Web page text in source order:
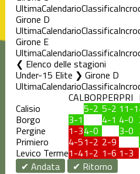
UltimaCalendarioClassifica
Girone D
UltimaCalendarioClassifica
Girone E
UltimaCalendarioClassifica
Elenco delle stagioni
Under-15 Elite ❯ Girone D
UltimaCalendarioClassifica
CALBORPERPRI
Calisio 5-2 5-2 11-1
Borgo 3-1 4-1 4-0
Pergine 1-34-0 3-0
Primiero 4-51-2 2-9
Levico Terme1-41-2 1-6 1-3
✔ Andata
✔ Ritorno